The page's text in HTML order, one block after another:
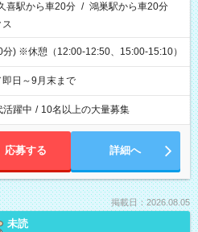
喜駅から車20分 / 鴻巣駅から車20分
ス
) ※休憩（12:00-12:50、15:00-15:10）
日～9月末まで
活躍中 / 10名以上の大量募集
応募する 詳細へ
掲載日：2026.08.05
未読